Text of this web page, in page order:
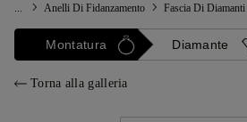
Anelli Di Fidanzamento Fascia Di Diamanti
Montatura Diamante
Torna alla galleria